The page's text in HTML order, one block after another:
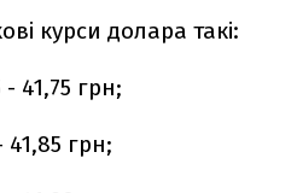
курси долара такі:
41,75 грн;
грн;